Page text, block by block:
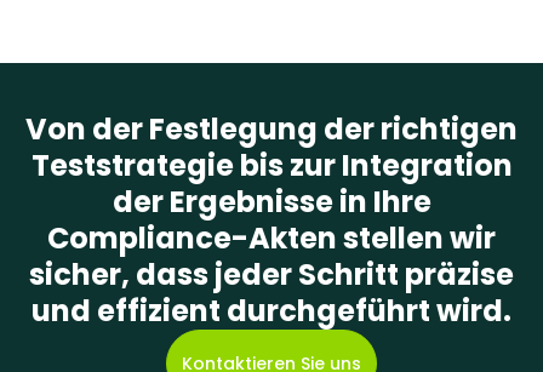
Von der Festlegung der richtigen
Teststrategie bis zur Integration
der Ergebnisse in Ihre
Compliance-Akten stellen wir
sicher, dass jeder Schritt präzise
und effizient durchgeführt wird.
Kontaktieren Sie uns